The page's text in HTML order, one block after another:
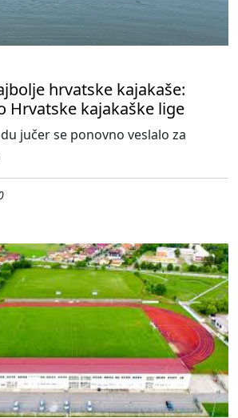
hrvatske kajakaše:
Hrvatske kajakaške lige
jučer se ponovno veslalo za